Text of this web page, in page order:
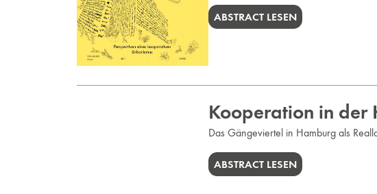
ABSTRACT LESEN
Kooperation in der
Das Gängeviertel in Hamburg als
ABSTRACT LESEN